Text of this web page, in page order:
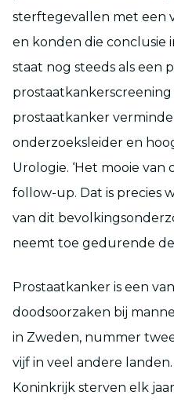
sterftegevallen met een
en konden die conclusie
staat nog steeds als een
prostaatkanker
onderzoeksleider en
Urologie. ‘Het mooie van
follow-up. Dat is precies
van dit
neemt toe gedurende de
Prostaatkanker is een
doodsoorzaken bij
in Zweden, nummer
vijf in veel andere
Koninkrijk sterven elk